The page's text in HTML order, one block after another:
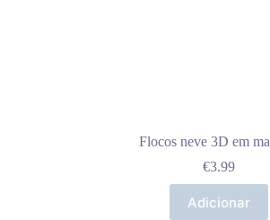
Flocos neve 3D em
€3.99
Adicionar